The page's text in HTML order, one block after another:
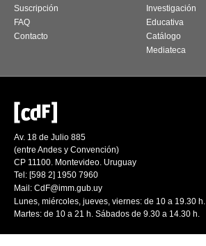
Suscripción
FAQ
Contacto
Investigación
Educativa
Catálogo
Mediateca
Av. 18 de Julio 885
(entre Andes y Convención)
CP 11100. Montevideo. Uruguay
Tel: [598 2] 1950 7960
Mail: CdF@imm.gub.uy
Lunes, miércoles, jueves, viernes: de 10 a 19.30 h.
Martes: de 10 a 21 h. Sábados de 9.30 a 14.30 h.